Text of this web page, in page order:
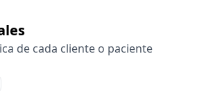
de cada cliente o paciente